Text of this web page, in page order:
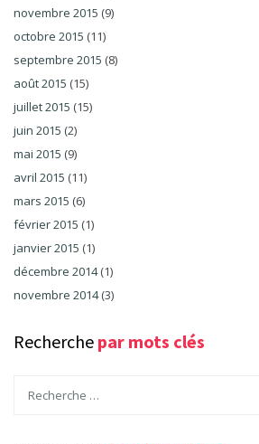
novembre 2015 (9)
octobre 2015 (11)
septembre 2015 (8)
août 2015 (15)
juillet 2015 (15)
juin 2015 (2)
mai 2015 (9)
avril 2015 (11)
mars 2015 (6)
février 2015 (1)
janvier 2015 (1)
décembre 2014(1)
novembre 2014(3)
Recherche par mots clés